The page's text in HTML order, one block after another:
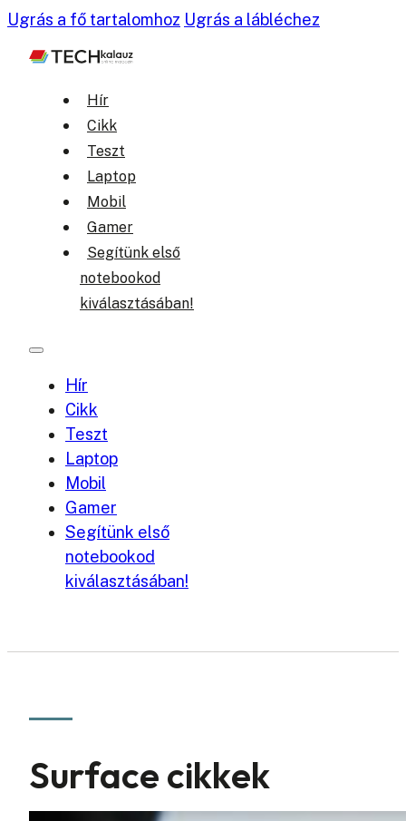
Ugrás a fő tartalomhoz Ugrás a lábléchez
Hír
Cikk
Teszt
Laptop
Mobil
Gamer
Segítünk első
notebookod
kiválasztásában!
Hír
Cikk
Teszt
Laptop
Mobil
Gamer
Segítünk első
notebookod
kiválasztásában!
Surface cikkek